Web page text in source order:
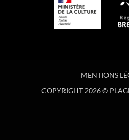
MENTIONS
COPYRIGHT 2026 ©